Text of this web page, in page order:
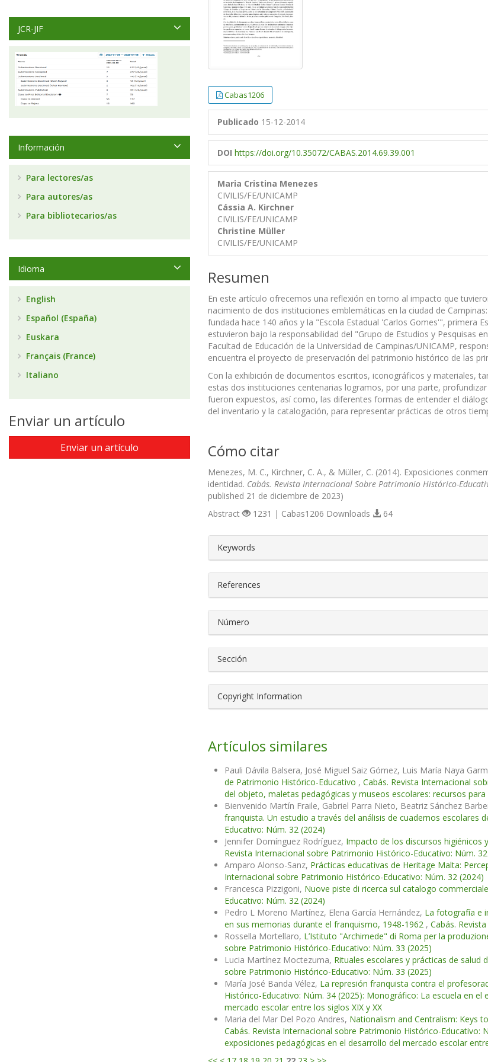
Cabas1206
Publicado 15-12-2014
DOI https://doi.org/10.35072/CABAS.2014.69.39.001
Maria Cristina Menezes
CIVILIS/FE/UNICAMP
Cássia A. Kirchner
CIVILIS/FE/UNICAMP
Christine Müller
CIVILIS/FE/UNICAMP
Resumen
En este artículo ofrecemos una reflexión en torno al impacto que
nacimiento de dos instituciones emblemáticas en la ciudad de
fundada hace 140 años y la "Escola Estadual 'Carlos Gomes'", primera
estuvieron bajo la responsabilidad del "Grupo de Estudios y Pesquisas
Facultad de Educación de la Universidad de Campinas/UNICAMP,
encuentra el proyecto de preservación del patrimonio histórico de las
Con la exhibición de documentos escritos, iconográficos y materiales,
estas dos instituciones centenarias logramos, por una parte,
fueron expuestos, así como, las diferentes formas de entender el
del inventario y la catalogación, para representar prácticas de otros
Cómo citar
Menezes, M. C., Kirchner, C. A., & Müller, C. (2014). Exposiciones
identidad. Cabás. Revista Internacional Sobre Patrimonio Histórico-
published 21 de diciembre de 2023)
Abstract 1231 | Cabas1206 Downloads 64
Keywords
References
Número
Sección
Copyright Information
Artículos similares
Pauli Dávila Balsera, José Miguel Saiz Gómez, Luis María Naya
de Patrimonio Histórico-Educativo , Cabás. Revista Internacional
del objeto, maletas pedagógicas y museos escolares: recursos
Bienvenido Martín Fraile, Gabriel Parra Nieto, Beatriz Sánchez
franquista. Un estudio a través del análisis de cuadernos escolares
Educativo: Núm. 32 (2024)
Jennifer Domínguez Rodríguez, Impacto de los discursos higiénicos
Revista Internacional sobre Patrimonio Histórico-Educativo: Núm.
Amparo Alonso-Sanz, Prácticas educativas de Heritage Malta:
Internacional sobre Patrimonio Histórico-Educativo: Núm. 32 (2024)
Francesca Pizzigoni, Nuove piste di ricerca sul catalogo
Educativo: Núm. 32 (2024)
Pedro L Moreno Martínez, Elena García Hernández, La fotografía e
en sus memorias durante el franquismo, 1948-1962 , Cabás.
Rossella Mortellaro, L’Istituto "Archimede" di Roma per la
sobre Patrimonio Histórico-Educativo: Núm. 33 (2025)
Lucia Martínez Moctezuma, Rituales escolares y prácticas de salud
sobre Patrimonio Histórico-Educativo: Núm. 33 (2025)
María José Banda Vélez, La represión franquista contra el
Histórico-Educativo: Núm. 34 (2025): Monográfico: La escuela en
mercado escolar entre los siglos XIX y XX
Maria del Mar Del Pozo Andres, Nationalism and Centralism: Keys
Cabás. Revista Internacional sobre Patrimonio Histórico-Educativo:
exposiciones pedagógicas en el desarrollo del mercado escolar
JCR-JIF
Información
Para lectores/as
Para autores/as
Para bibliotecarios/as
Idioma
English
Español (España)
Euskara
Français (France)
Italiano
Enviar un artículo
Enviar un artículo